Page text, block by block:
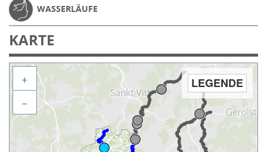
WASSERLÄUFE
KARTE
LEGENDE
+
−